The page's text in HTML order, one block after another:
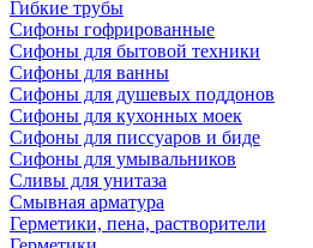
Гибкие трубы
Сифоны гофрированные
Сифоны для бытовой техники
Сифоны для ванны
Сифоны для душевых поддонов
Сифоны для кухонных моек
Сифоны для писсуаров и биде
Сифоны для умывальников
Сливы для унитаза
Смывная арматура
Герметики, пена, растворители